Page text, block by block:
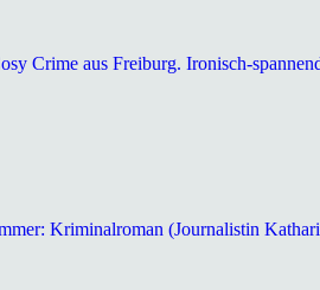
Crime aus Freiburg. Ironisch-
Kriminalroman (Journalistin